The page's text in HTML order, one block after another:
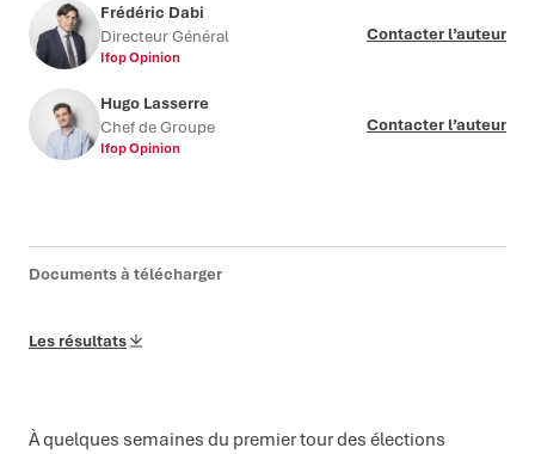
Frédéric Dabi
Directeur Général
Ifop Opinion
Contacter l’auteur
Hugo Lasserre
Chef de Groupe
Ifop Opinion
Contacter l’auteur
Documents à télécharger
Les résultats
À quelques semaines du premier tour des élections